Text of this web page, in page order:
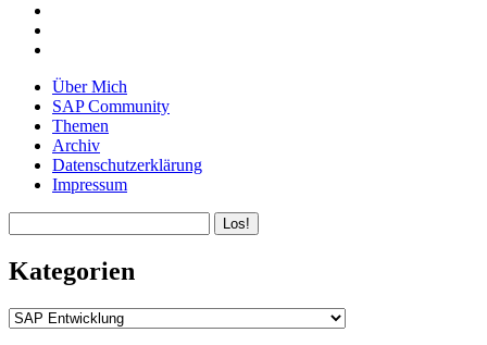
Über Mich
SAP Community
Themen
Archiv
Datenschutzerklärung
Impressum
Kategorien
Kategorien